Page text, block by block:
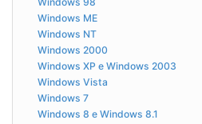
Windows ME
Windows NT
Windows 2000
Windows XP e Windows 2003
Windows Vista
Windows 7
Windows 8 e Windows 8.1